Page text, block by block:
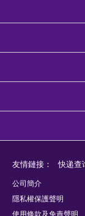
友情鏈接： 快递查
公司簡介
隱私權保護聲明
使用條款及免責聲明